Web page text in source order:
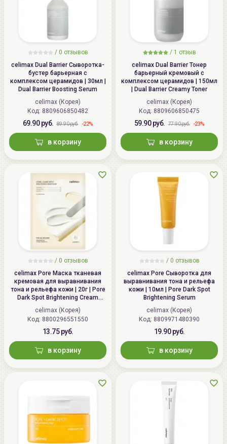
/ 0 отзывов
celimax Dual Barrier Сыворотка-
бустер барьерная с
комплексом церамидов | 30мл |
Dual Barrier Boosting Serum
celimax (Корея)
Код: 8809606850482
69.90 руб. 89.90 руб. -22%
в корзину
/ 1 отзыв
celimax Dual Barrier Тонер
барьерный кремовый с
комплексом церамидов | 150мл
| Dual Barrier Creamy Toner
celimax (Корея)
Код: 8809606850475
59.90 руб. 77.90 руб. -23%
в корзину
/ 0 отзывов
celimax Pore Маска тканевая
кремовая для выравнивания
тона и рельефа кожи | 20г | Pore
Dark Spot Brightening Cream
Mask
celimax (Корея)
Код: 8800296551550
13.75 руб.
в корзину
/ 0 отзывов
celimax Pore Сыворотка для
выравнивания тона и рельефа
кожи | 10мл | Pore Dark Spot
Brightening Serum
celimax (Корея)
Код: 8809971480390
19.90 руб.
в корзину